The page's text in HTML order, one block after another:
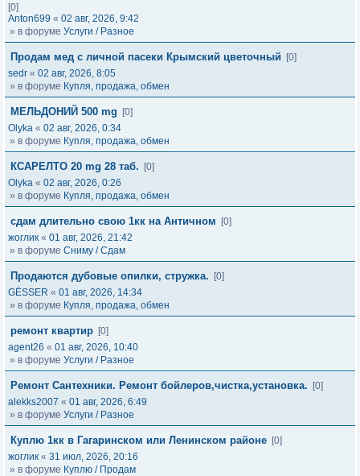
[0]
Anton699 « 02 авг, 2026, 9:42
» в форуме Услуги / Разное
Продам мед с личной пасеки Крымский цветочный
[0]
sedr « 02 авг, 2026, 8:05
» в форуме Купля, продажа, обмен
МЕЛЬДОНИЙ 500 mg
[0]
Olyka « 02 авг, 2026, 0:34
» в форуме Купля, продажа, обмен
КСАРЕЛТО 20 mg 28 таб.
[0]
Olyka « 02 авг, 2026, 0:26
» в форуме Купля, продажа, обмен
сдам длительно свою 1кк на Античном
[0]
жоглик « 01 авг, 2026, 21:42
» в форуме Сниму / Сдам
Продаются дубовые опилки, стружка.
[0]
GЁSSER « 01 авг, 2026, 14:34
» в форуме Купля, продажа, обмен
ремонт квартир [0]
agent26 « 01 авг, 2026, 10:40
» в форуме Услуги / Разное
Ремонт Сантехники. Ремонт бойлеров,чистка,установка.
[0]
alekks2007 « 01 авг, 2026, 6:49
» в форуме Услуги / Разное
Куплю 1кк в Гагаринском или Ленинском районе [0]
жоглик « 31 июл, 2026, 20:16
» в форуме Куплю / Продам